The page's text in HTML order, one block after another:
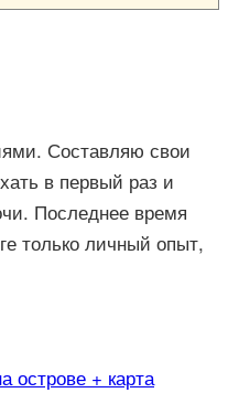
Составляю свои
в первый раз и
Последнее время
только личный опыт,
+ карта